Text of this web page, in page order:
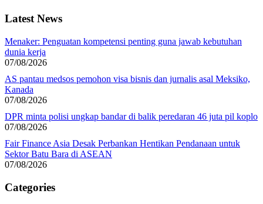
Latest News
Menaker: Penguatan kompetensi penting guna jawab kebutuhan
dunia kerja
07/08/2026
AS pantau medsos pemohon visa bisnis dan jurnalis asal Meksiko,
Kanada
07/08/2026
DPR minta polisi ungkap bandar di balik peredaran 46 juta pil koplo
07/08/2026
Fair Finance Asia Desak Perbankan Hentikan Pendanaan untuk
Sektor Batu Bara di ASEAN
07/08/2026
Categories